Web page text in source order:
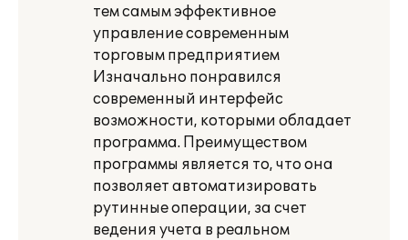
тем самым эффективное
управление современным
торговым предприятием
Изначально понравился
современный интерфейс
возможности, которыми обладает
программа. Преимуществом
программы является то, что она
позволяет автоматизировать
рутинные операции, за счет
ведения учета в реальном